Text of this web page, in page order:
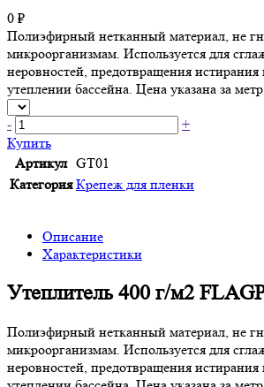
0 ₽
Полиэфирный нетканный материал, не
микроорганизмам. Используется для
неровностей, предотвращения
утеплении бассейна. Цена указана за
-
+
Купить
Артикул GT01
Категория Крепеж для пленки
Описание
Характеристики
Утеплитель 400 г/м2
Полиэфирный нетканный материал, не
микроорганизмам. Используется для
неровностей, предотвращения